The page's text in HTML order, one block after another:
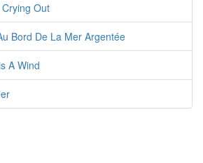
Out
Bord De La Mer Argentée
A Wind